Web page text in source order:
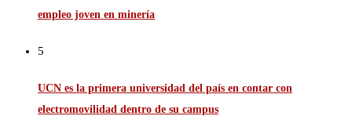
empleo joven en minería
5
UCN es la primera universidad del país en contar con
electromovilidad dentro de su campus